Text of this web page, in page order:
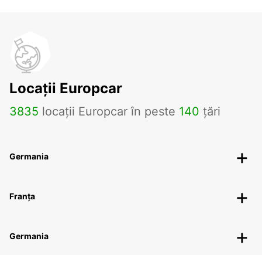
Locații Europcar
3835 locații Europcar în peste 140 țări
Germania
Franța
Germania